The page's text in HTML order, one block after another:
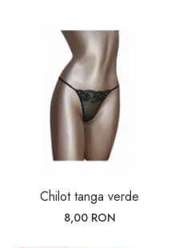
Chilot tanga verde
8,00 RON